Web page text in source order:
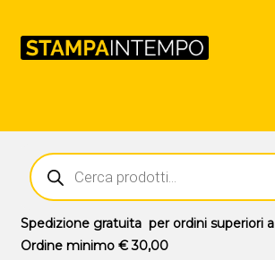
Outlet
Prodotti
Novità
Ricerca
prodotti
Spedizione gratuitaper ordini superiori a
Ordine minimo € 30,00